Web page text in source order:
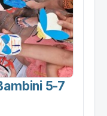
5-7